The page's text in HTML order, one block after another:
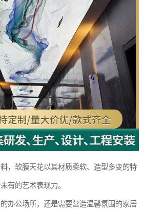
，软膜天花以其材质柔软、造型多变的特
有的艺术表现力。
办公场所，还是需要营造温馨氛围的家居